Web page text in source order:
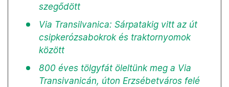
szegődött
Via Transilvanica: Sárpatakig vitt az út
csipkerózsabokrok és traktornyomok
között
800 éves tölgyfát öleltünk meg a Via
Transivanicán, úton Erzsébetváros felé